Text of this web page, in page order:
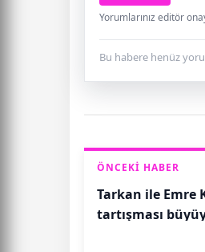
Yorumlarınız editör
Bu habere henüz
ÖNCEKI HABER
Tarkan ile Emre
tartışması